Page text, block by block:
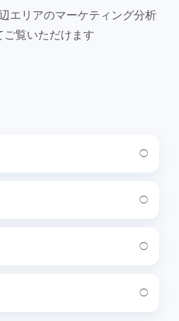
エリアのマーケティング分析
ご覧いただけます
◯
◯
◯
◯